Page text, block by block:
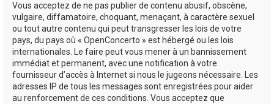
Vous acceptez de ne pas publier de contenu abusif, obscène,
vulgaire, diffamatoire, choquant, menaçant, à caractère sexuel
ou tout autre contenu qui peut transgresser les lois de votre
pays, du pays où « OpenConcerto » est hébergé ou les lois
internationales. Le faire peut vous mener à un bannissement
immédiat et permanent, avec une notification à votre
fournisseur d’accès à Internet si nous le jugeons nécessaire. Les
adresses IP de tous les messages sont enregistrées pour aider
au renforcement de ces conditions. Vous acceptez que